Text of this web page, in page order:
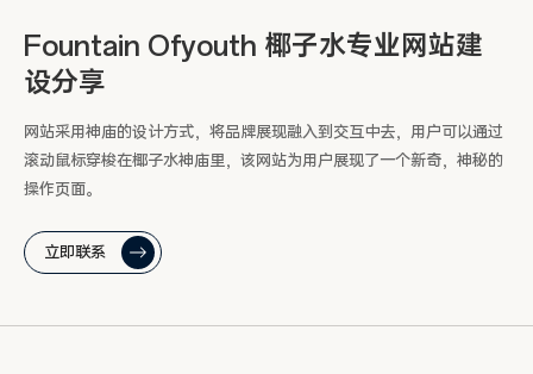
Fountain Ofyouth 椰子水专业网站建
设分享
网站采用神庙的设计方式，将品牌展现融入到交互中去，用户可以通过
滚动鼠标穿梭在椰子水神庙里，该网站为用户展现了一个新奇，神秘的
操作页面。
立即联系